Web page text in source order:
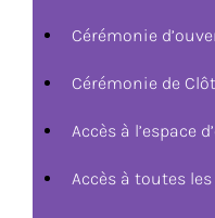
Cérémonie
Cérémonie de
Accès à l’espace
Accès à toutes